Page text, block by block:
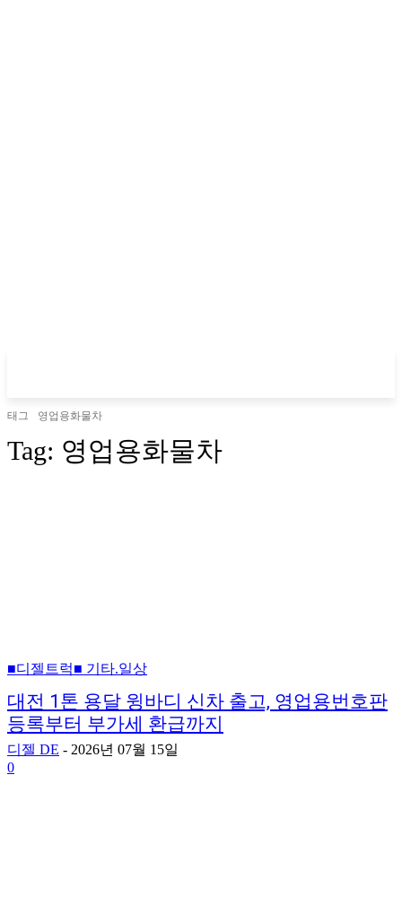
태그 영업용화물차
Tag: 영업용화물차
■디젤트럭■ 기타.일상
대전 1톤 용달 윙바디 신차 출고, 영업용번호판
등록부터 부가세 환급까지
디젤 DE - 2026년 07월 15일
0